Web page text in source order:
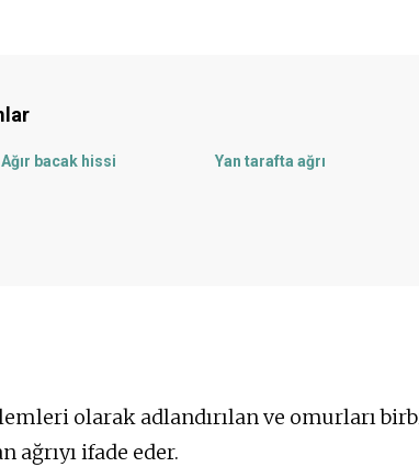
Ağır bacak hissi Yan tarafta ağrı
olarak adlandırılan ve omurları
ifade eder.